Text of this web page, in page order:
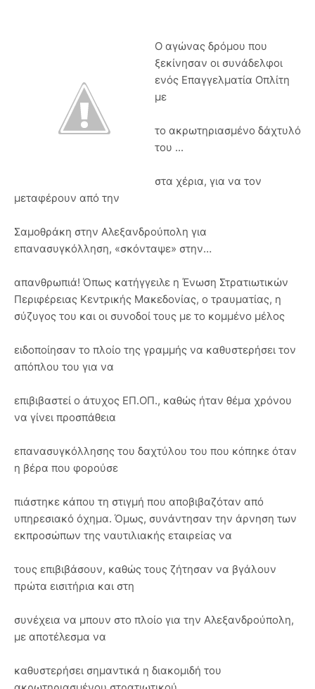
Ο αγώνας δρόμου που
ξεκίνησαν οι συνάδελφοι
ενός Επαγγελματία Οπλίτη
με
το ακρωτηριασμένο δάχτυλό
του ...
στα χέρια, για να τον
μεταφέρουν από την
Σαμοθράκη στην Αλεξανδρούπολη για
επανασυγκόλληση, «σκόνταψε» στην…
απανθρωπιά! Όπως κατήγγειλε η Ένωση Στρατιωτικών
Περιφέρειας Κεντρικής Μακεδονίας, ο τραυματίας, η
σύζυγος του και οι συνοδοί τους με το κομμένο μέλος
ειδοποίησαν το πλοίο της γραμμής να καθυστερήσει τον
απόπλου του για να
επιβιβαστεί ο άτυχος ΕΠ.ΟΠ., καθώς ήταν θέμα χρόνου
να γίνει προσπάθεια
επανασυγκόλλησης του δαχτύλου του που κόπηκε όταν
η βέρα που φορούσε
πιάστηκε κάπου τη στιγμή που αποβιβαζόταν από
υπηρεσιακό όχημα. Όμως, συνάντησαν την άρνηση των
εκπροσώπων της ναυτιλιακής εταιρείας να
τους επιβιβάσουν, καθώς τους ζήτησαν να βγάλουν
πρώτα εισιτήρια και στη
συνέχεια να μπουν στο πλοίο για την Αλεξανδρούπολη,
με αποτέλεσμα να
καθυστερήσει σημαντικά η διακομιδή του